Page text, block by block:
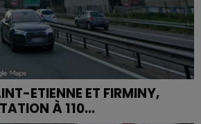
ETIENNE ET FIRMINY,
À 110...